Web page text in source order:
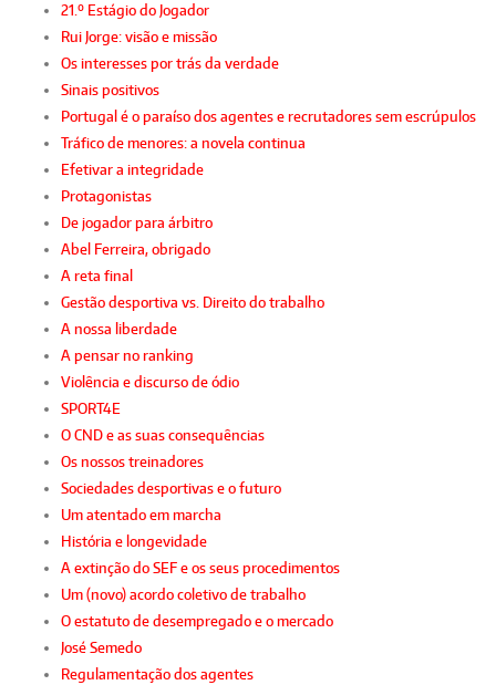
21.º Estágio do Jogador
Rui Jorge: visão e missão
Os interesses por trás da verdade
Sinais positivos
Portugal é o paraíso dos agentes e recrutadores sem escrúpulos
Tráfico de menores: a novela continua
Efetivar a integridade
Protagonistas
De jogador para árbitro
Abel Ferreira, obrigado
A reta final
Gestão desportiva vs. Direito do trabalho
A nossa liberdade
A pensar no ranking
Violência e discurso de ódio
SPORT4E
O CND e as suas consequências
Os nossos treinadores
Sociedades desportivas e o futuro
Um atentado em marcha
História e longevidade
A extinção do SEF e os seus procedimentos
Um (novo) acordo coletivo de trabalho
O estatuto de desempregado e o mercado
José Semedo
Regulamentação dos agentes